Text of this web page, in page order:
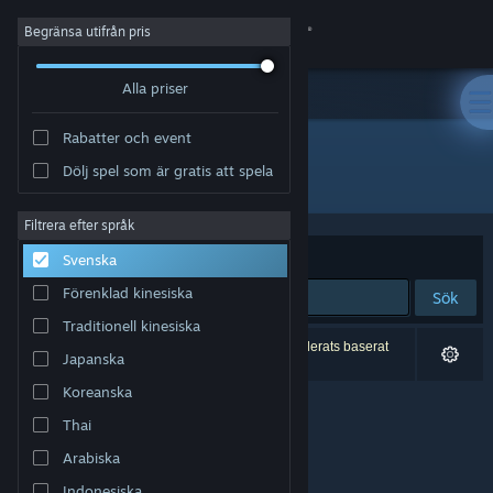
Logga in
Om
Support
Byt språk
Skaffa Steams mobilapp
Se skrivbordswebbplats
Begränsa utifrån pris
Alla priser
Rabatter och event
Dölj spel som är gratis att spela
Filtrera efter språk
Svenska
Förenklad kinesiska
Traditionell kinesiska
Japanska
Koreanska
Thai
Arabiska
Utgivare: InfiniteSpring Studio
Sortera efter Relevans
Sök
0 träffar matchade din sökning. 3 titlar har exkluderats baserat
på dina preferenser.